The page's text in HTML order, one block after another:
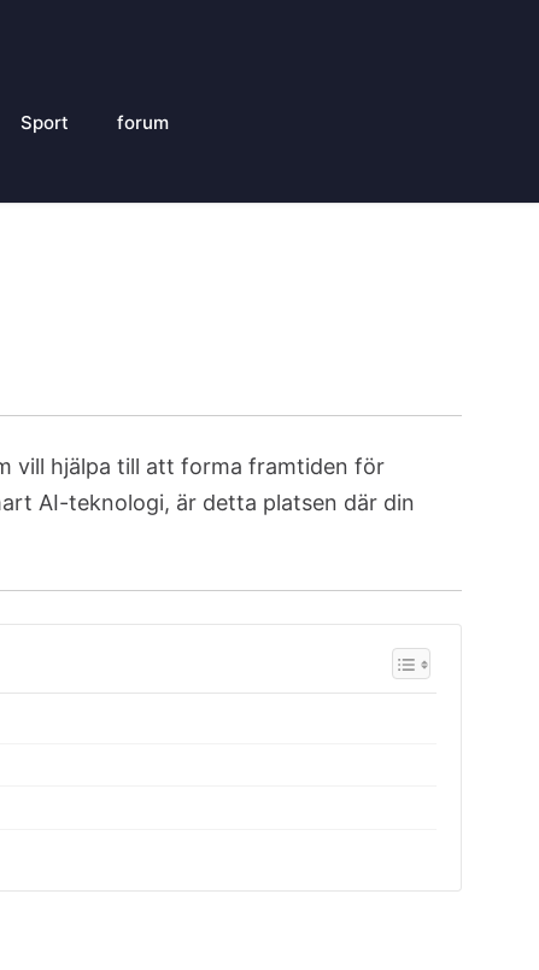
Sport forum
vill hjälpa till att forma framtiden för
AI-teknologi, är detta platsen där din